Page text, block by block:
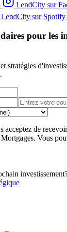
LendCity sur
LendCity sur Spotify
pour les
stratégies
acceptez de
Vous